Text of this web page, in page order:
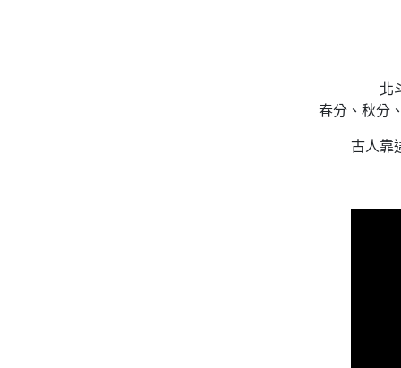
北
春分、秋分
古人靠